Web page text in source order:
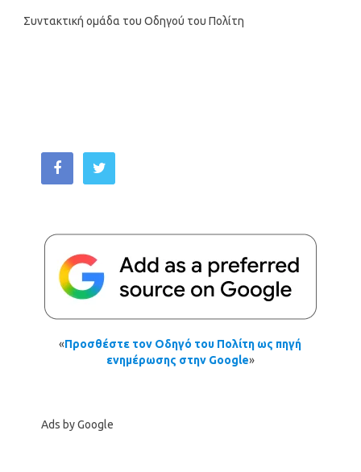
Συντακτική ομάδα του Οδηγού του Πολίτη
«Προσθέστε τον Οδηγό του Πολίτη ως πηγή
ενημέρωσης στην Google»
Ads by Google